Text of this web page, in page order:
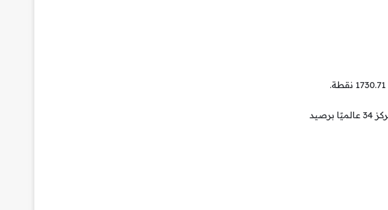
وجاء منتخب إيران في المركز العشرين برصيد 1617.02 نقطة، بينما يحتل منتخب مصر المركز 34 عالميًا برصيد